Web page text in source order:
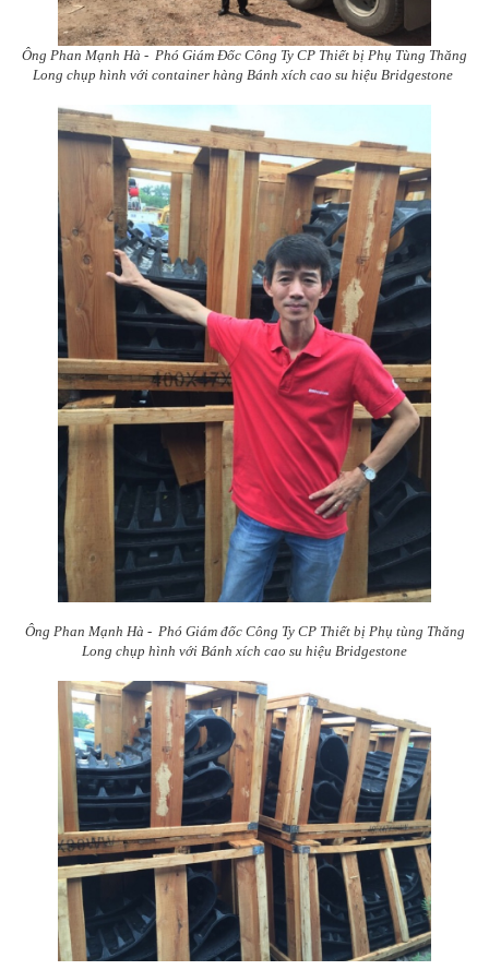
Ông Phan Mạnh Hà - Phó Giám Đốc Công Ty CP Thiết bị Phụ Tùng Thăng
Long chụp hình với container hàng Bánh xích cao su hiệu Bridgestone
Ông Phan Mạnh Hà - Phó Giám đốc Công Ty CP Thiết bị Phụ tùng Thăng
Long chụp hình với Bánh xích cao su hiệu Bridgestone